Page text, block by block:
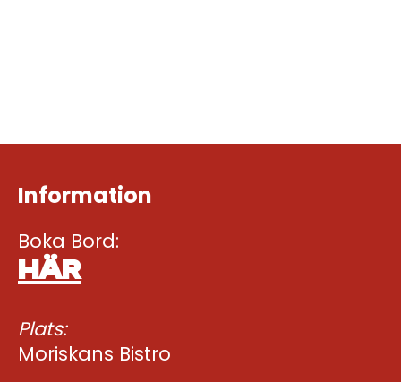
Information
Boka Bord:
HÄR
Plats:
Moriskans Bistro